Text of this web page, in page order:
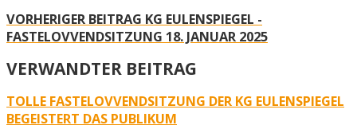
VORHERIGER BEITRAG KG EULENSPIEGEL -
FASTELOVVENDSITZUNG 18. JANUAR 2025
VERWANDTER BEITRAG
TOLLE FASTELOVVENDSITZUNG DER KG EULENSPIEGEL
BEGEISTERT DAS PUBLIKUM